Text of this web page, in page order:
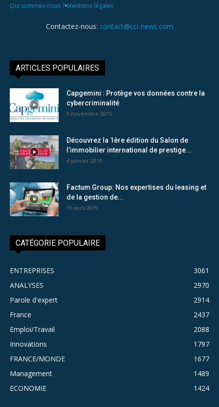
Qui sommes-nous ?•Mentions légales
Contactez-nous: contact@cci-news.com
ARTICLES POPULAIRES
Capgemini : Protège vos données contre la
cybercriminalité
9 novembre 2015
Découvrez la 1ère édition du Salon de
l’immobilier international de prestige...
4 janvier 2019
Factum Group: Nos expertises du leasing et
de la gestion de...
10 avril 2019
CATÉGORIE POPULAIRE
ENTREPRISES
3061
ANALYSES
2970
Parole d'expert
2914
France
2437
Emploi/Travail
2088
Innovations
1797
FRANCE/MONDE
1677
Management
1489
ECONOMIE
1424